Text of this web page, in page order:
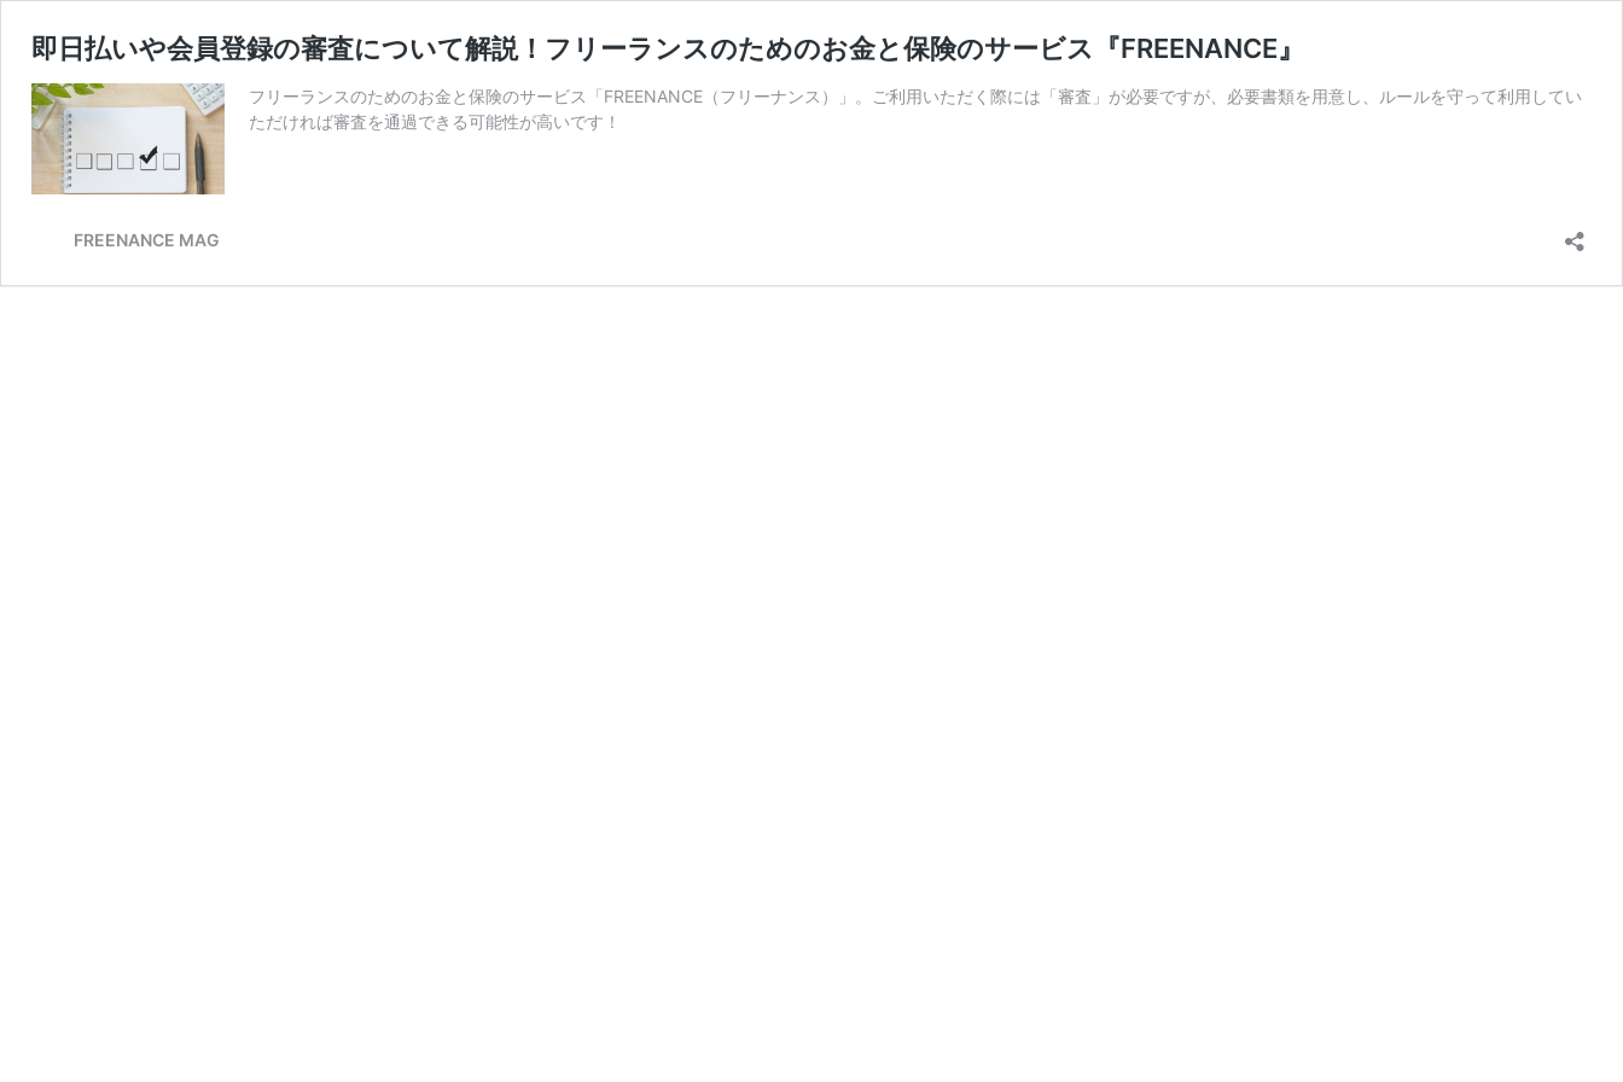
即日払いや会員登録の審査について解説！フリーランスのためのお金と保険のサービス『FREENANCE』
フリーランスのためのお金と保険のサービス「FREENANCE（フリーナンス）」。ご利用いただく際には「審査」が必要ですが、必要書類を用意し、ルールを守って利用してい
ただければ審査を通過できる可能性が高いです！
FREENANCE MAG